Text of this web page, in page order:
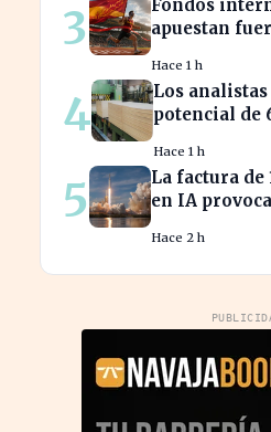
3
Fondos
apuestan
20.000
Hace 1 h
4
Los
potencial de
celulosa
Hace 1 h
5
La factura
en IA
Hace 2 h